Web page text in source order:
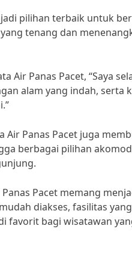
pilihan terbaik untuk
tenang dan
Air Panas Pacet, “Saya
alam yang indah, serta
Air Panas Pacet juga
berbagai pilihan
Pacet memang
diakses, fasilitas
favorit bagi wisatawan